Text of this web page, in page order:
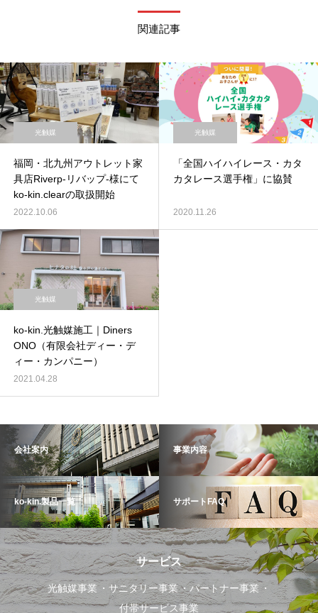
関連記事
光触媒
福岡・北九州アウトレット家
具店Riverp-リバップ-様にて
ko-kin.clearの取扱開始
2022.10.06
光触媒
「全国ハイハイレース・カタ
カタレース選手権」に協賛
2020.11.26
光触媒
ko-kin.光触媒施工｜Diners
ONO（有限会社ディー・デ
ィー・カンパニー）
2021.04.28
会社案内 事業内容
ko-kin.製品一覧 サポートFAQ
サービス
光触媒事業 サニタリー事業
パートナー事業
付帯サービス事業